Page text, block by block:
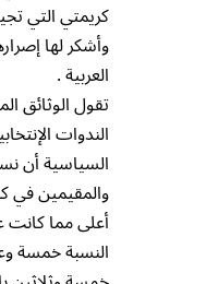
كريمتي التي
وأشكر لها
العربية .
تقول الوثائق
الندوات
السياسية أن
والمقيمين
أعلى مما كانت
النسبة خمسة